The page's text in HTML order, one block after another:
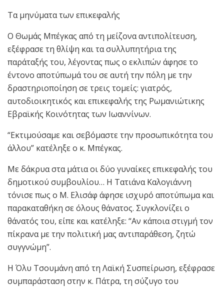
Τα μηνύματα των επικεφαλής
Ο Θωμάς Μπέγκας από τη μείζονα αντιπολίτευση,
εξέφρασε τη θλίψη και τα συλλυπητήρια της
παράταξής του, λέγοντας πως ο εκλιπών άφησε το
έντονο αποτύπωμά του σε αυτή την πόλη με την
δραστηριοποίηση σε τρεις τομείς: γιατρός,
αυτοδιοικητικός και επικεφαλής της Ρωμανιώτικης
Εβραϊκής Κοινότητας των Ιωαννίνων.
“Εκτιμούσαμε και σεβόμαστε την προσωπικότητα του
άλλου” κατέληξε ο κ. Μπέγκας.
Με δάκρυα στα μάτια οι δύο γυναίκες επικεφαλής του
δημοτικού συμβουλίου… Η Τατιάνα Καλογιάννη
τόνισε πως ο Μ. Ελισάφ άφησε ισχυρό αποτύπωμα και
παρακαταθήκη σε όλους θάνατος. Συγκλονίζει ο
θάνατός του, είπε και κατέληξε: “Αν κάποια στιγμή τον
πίκρανα με την πολιτική μας αντιπαράθεση, ζητώ
συγγνώμη”.
Η Όλυ Τσουμάνη από τη Λαϊκή Συσπείρωση, εξέφρασε
συμπαράσταση στην κ. Πάτρα, τη σύζυγο του